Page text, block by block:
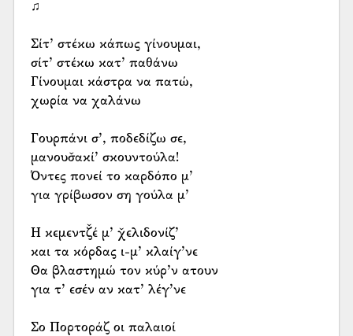
♫
Σίτ’ στέκω κάπως γίνουμαι,
σίτ’ στέκω κατ’ παθάνω
Γίνουμαι κάστρα να πατώ,
χωρία να χαλάνω
Γουρπάνι σ’, ποδεδίζω σε,
μανουσ̌ακί’ σκουντούλα!
Όντες πονεί το καρδόπο μ’
για γρίβωσον ση γούλα μ’
Η κεμεντζ̌έ μ’ χ̌ελιδονίζ’
και τα κόρδας ι-μ’ κλαίγ’νε
Θα βλαστημώ τον κύρ’ν ατουν
για τ’ εσέν αν κατ’ λέγ’νε
Σο Πορτοράζ οι παλαιοί